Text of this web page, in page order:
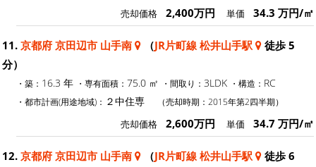
売却価格 2,400万円 単価 34.3 万円/㎡
11. 京都府 京田辺市 山手南 （JR片町線 松井山手駅
徒歩 5
分）
・築： 16.3 年 ・専有面積： 75.0 ㎡ ・間取り： 3LDK ・構造： RC
・都市計画(用途地域)： ２中住専 （売却時期：2015年第2四半期）
売却価格 2,600万円 単価 34.7 万円/㎡
12. 京都府 京田辺市 山手南 （JR片町線 松井山手駅
徒歩 6